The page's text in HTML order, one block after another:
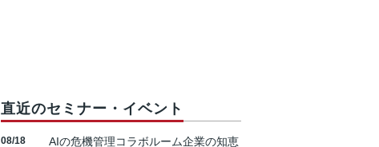
直近のセミナー・イベント
08/18
AIの危機管理コラボルーム企業の知恵